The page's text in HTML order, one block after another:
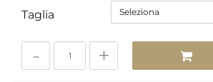
Taglia Seleziona